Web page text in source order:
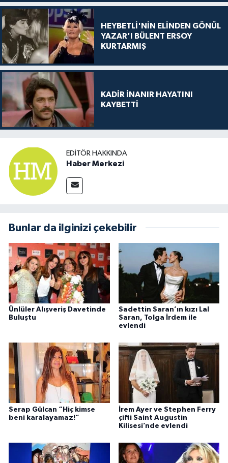
HEYBETLİ'NİN ELİNDEN GÖNÜL
YAZAR'I BÜLENT ERSOY
KURTARMIŞ
KADİR İNANIR HAYATINI
KAYBETTİ
EDITÖR HAKKINDA
Haber Merkezi
Bunlar da ilginizi çekebilir
Ünlüler Alışveriş Davetinde
Buluştu
Sadettin Saran’ın kızı Lal
Saran, Tolga İrdem ile
evlendi
Serap Gülcan “Hiç kimse
beni karalayamaz!”
İrem Ayer ve Stephen Ferry
çifti Saint Augustin
Kilisesi’nde evlendi